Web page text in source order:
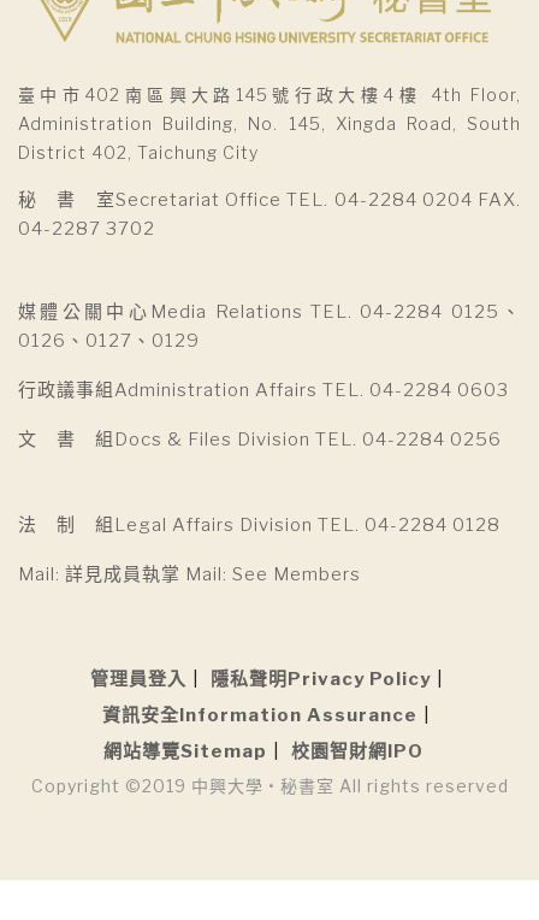
臺中市402南區興大路145號行政大樓4樓 4th Floor,
Administration Building, No. 145, Xingda Road, South
District 402, Taichung City
秘 書 室Secretariat Office TEL. 04-2284 0204 FAX.
04-2287 3702
媒體公關中心Media Relations TEL. 04-2284 0125、
0126、0127、0129
行政議事組Administration Affairs TEL. 04-2284 0603
文 書 組Docs & Files Division TEL. 04-2284 0256
法 制 組Legal Affairs Division TEL. 04-2284 0128
Mail: 詳見成員執掌 Mail: See Members
管理員登入
隱私聲明Privacy Policy
資訊安全Information Assurance
網站導覽Sitemap
校園智財網IPO
Copyright ©2019 中興大學 • 秘書室 All rights reserved